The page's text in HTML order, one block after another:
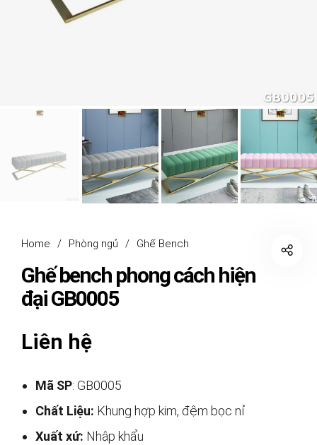
Home / Phòng ngủ / Ghế Bench
Ghế bench phong cách hiện
đại GB0005
Liên hệ
Mã SP: GB0005
Chất Liệu: Khung hợp kim, đệm bọc nỉ
Xuất xứ: Nhập khẩu